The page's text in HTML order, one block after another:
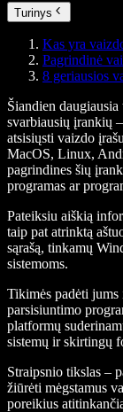
Turinys
Kas yra
Pagrindinė
8 geriausios
Šiandien
svarbiausių įrankių –
atsisiųsti vaizdo
MacOS, Linux,
pagrindines šių
programas ar
Pateiksiu aiškią
taip pat atrinktą
sąrašą, tinkamų
sistemoms.
Tikimės padėti
parsisiuntimo
platformų
sistemų ir skirtingų
Straipsnio tikslas –
žiūrėti mėgstamus
poreikius